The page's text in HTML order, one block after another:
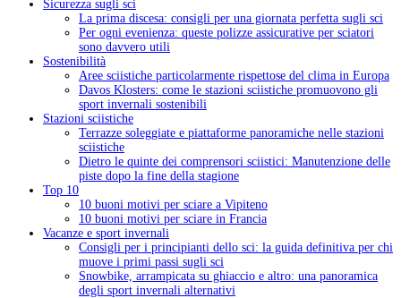
Sicurezza sugli sci
La prima discesa: consigli per una giornata perfetta sugli sci
Per ogni evenienza: queste polizze assicurative per sciatori
sono davvero utili
Sostenibilità
Aree sciistiche particolarmente rispettose del clima in Europa
Davos Klosters: come le stazioni sciistiche promuovono gli
sport invernali sostenibili
Stazioni sciistiche
Terrazze soleggiate e piattaforme panoramiche nelle stazioni
sciistiche
Dietro le quinte dei comprensori sciistici: Manutenzione delle
piste dopo la fine della stagione
Top 10
10 buoni motivi per sciare a Vipiteno
10 buoni motivi per sciare in Francia
Vacanze e sport invernali
Consigli per i principianti dello sci: la guida definitiva per chi
muove i primi passi sugli sci
Snowbike, arrampicata su ghiaccio e altro: una panoramica
degli sport invernali alternativi